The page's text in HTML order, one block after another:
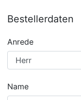
Bestellerdaten
Anrede
Name